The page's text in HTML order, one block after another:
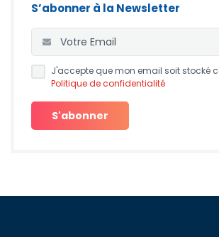
S’abonner à la Newsletter
J'accepte que mon email soit stocké
Politique de confidentialité